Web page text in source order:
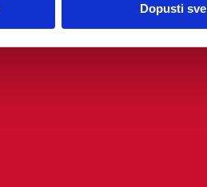
Dopusti sve